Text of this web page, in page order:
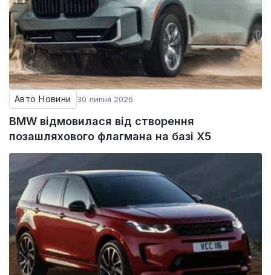
Авто Новини 30 липня 2026
BMW відмовилася від створення
позашляхового флагмана на базі X5